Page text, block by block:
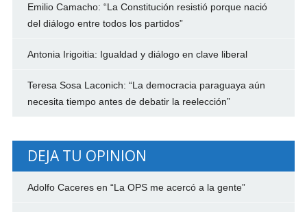
Emilio Camacho: “La Constitución resistió porque nació
del diálogo entre todos los partidos”
Antonia Irigoitia: Igualdad y diálogo en clave liberal
Teresa Sosa Laconich: “La democracia paraguaya aún
necesita tiempo antes de debatir la reelección”
DEJA TU OPINION
Adolfo Caceresen “La OPS me acercó a la gente”